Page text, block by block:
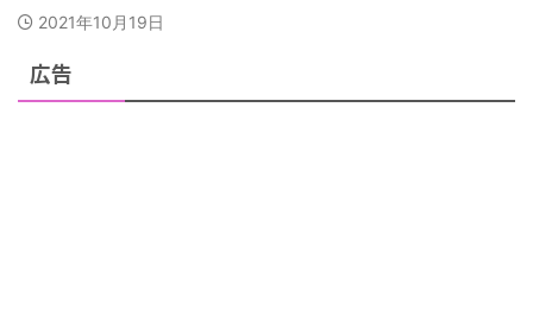
2021年10月19日
広告